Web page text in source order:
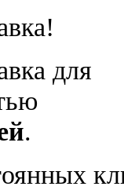
для
.